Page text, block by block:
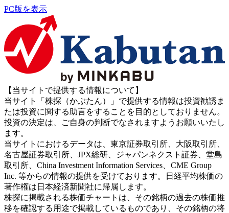
PC版を表示
【当サイトで提供する情報について】
当サイト「株探（かぶたん）」で提供する情報は投資勧誘ま
たは投資に関する助言をすることを目的としておりません。
投資の決定は、ご自身の判断でなされますようお願いいたし
ます。
当サイトにおけるデータは、東京証券取引所、大阪取引所、
名古屋証券取引所、JPX総研、ジャパンネクスト証券、堂島
取引所、China Investment Information Services、CME Group
Inc. 等からの情報の提供を受けております。日経平均株価の
著作権は日本経済新聞社に帰属します。
株探に掲載される株価チャートは、その銘柄の過去の株価推
移を確認する用途で掲載しているものであり、その銘柄の将